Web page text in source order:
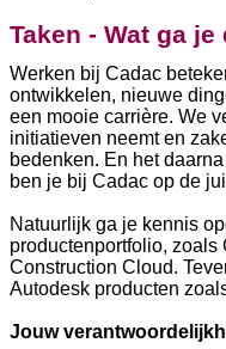
Taken - Wat ga je
Werken bij Cadac
ontwikkelen, nieuwe
een mooie carrière. We
initiatieven neemt en
bedenken. En het
ben je bij Cadac op de
Natuurlijk ga je kennis
productenportfolio, zoals
Construction Cloud.
Autodesk producten
Jouw